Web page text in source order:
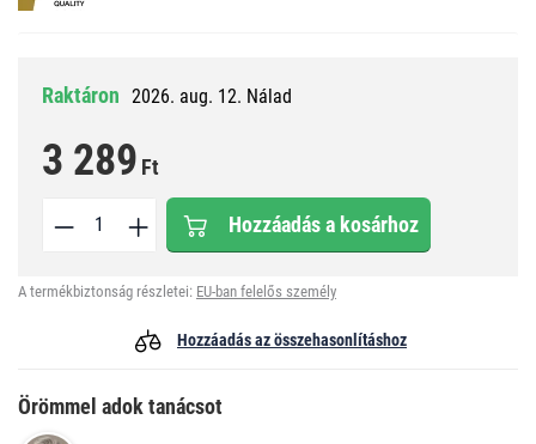
Raktáron 2026. aug. 12. Nálad
3 289 Ft
Hozzáadás a kosárhoz
A termékbiztonság részletei: EU-ban felelős személy
Hozzáadás az összehasonlításhoz
Örömmel adok tanácsot